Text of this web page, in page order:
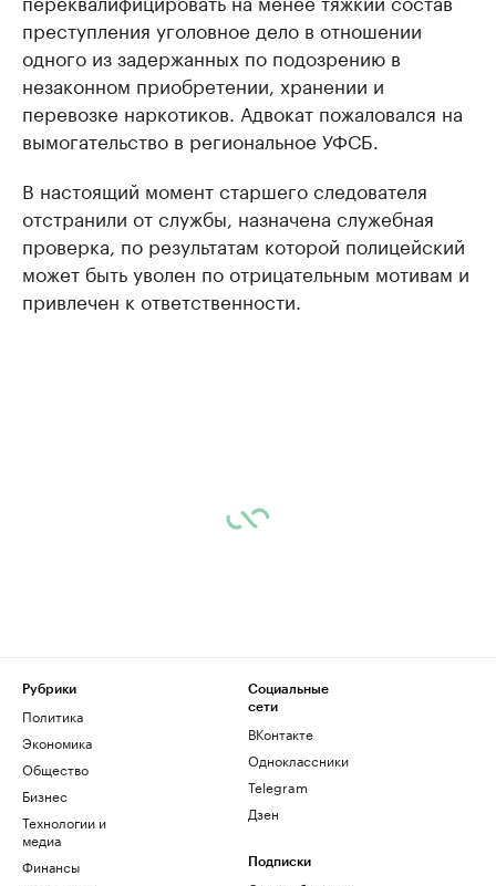
преступления уголовное дело в отношении
одного из задержанных по подозрению в
незаконном приобретении, хранении и
перевозке наркотиков. Адвокат пожаловался на
вымогательство в региональное УФСБ.
В настоящий момент старшего следователя
отстранили от службы, назначена служебная
проверка, по результатам которой полицейский
может быть уволен по отрицательным мотивам и
привлечен к ответственности.
Рубрики
Политика
Экономика
Общество
Бизнес
Технологии и
медиа
Финансы
Социальные
сети
ВКонтакте
Одноклассники
Telegram
Дзен
Подписки